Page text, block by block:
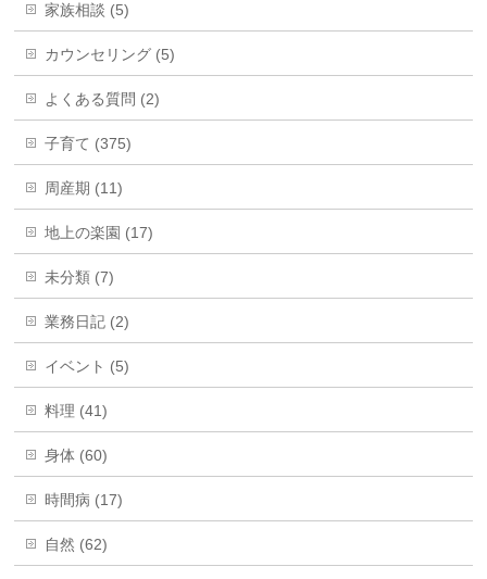
家族相談 (5)
カウンセリング (5)
よくある質問 (2)
子育て (375)
周産期 (11)
地上の楽園 (17)
未分類 (7)
業務日記 (2)
イベント (5)
料理 (41)
身体 (60)
時間病 (17)
自然 (62)